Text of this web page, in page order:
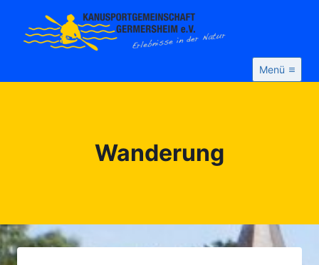
Inhalt
springen
Menü
Wanderung